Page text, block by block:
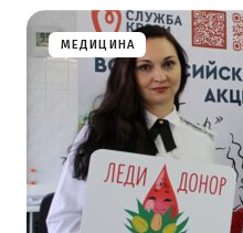
МЕДИЦИНА